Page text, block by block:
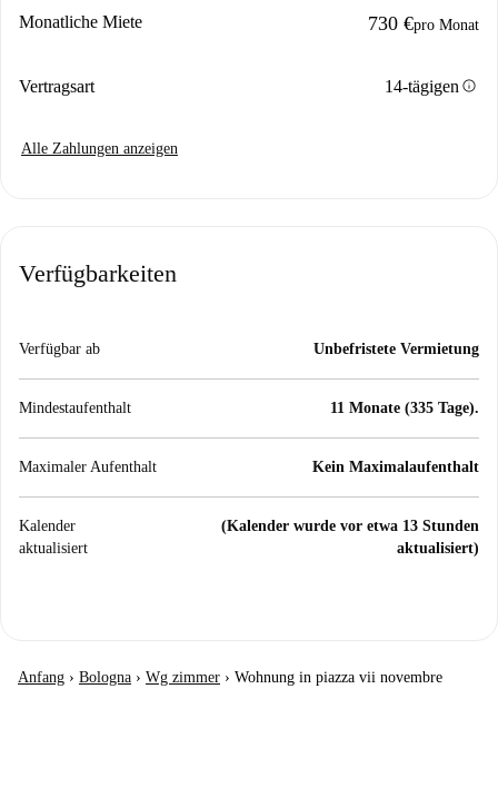
Monatliche Miete 730 €pro Monat
Vertragsart 14-tägigen info
Alle Zahlungen anzeigen
Verfügbarkeiten
Verfügbar ab Unbefristete Vermietung
Mindestaufenthalt 11 Monate (335 Tage).
Maximaler Aufenthalt Kein Maximalaufenthalt
Kalender
aktualisiert
(Kalender wurde vor etwa 13 Stunden
aktualisiert)
Anfang › Bologna › Wg zimmer › Wohnung in piazza vii novembre